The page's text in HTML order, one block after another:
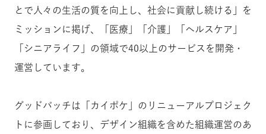
とで人々の生活の質を向上し、社会に貢献し続ける」を
ミッションに掲げ、「医療」「介護」「ヘルスケア」
「シニアライフ」の領域で40以上のサービスを開発・
運営しています。
グッドパッチは「カイポケ」のリニューアルプロジェク
トに参画しており、デザイン組織を含めた組織運営のあ